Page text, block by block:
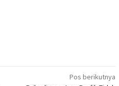
Pos berikutnya